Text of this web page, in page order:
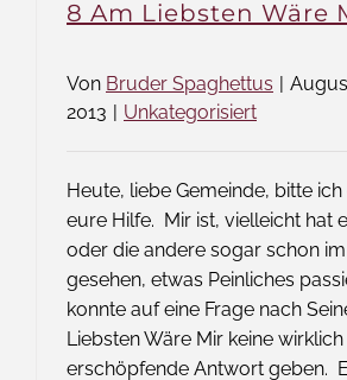
8 Am Liebsten Wäre
Von Bruder Spaghettus |
2013 | Unkategorisiert
Heute, liebe Gemeinde, bitte
eure Hilfe. Mir ist, vielleicht hat
oder die andere sogar schon
gesehen, etwas Peinliches
konnte auf eine Frage nach
Liebsten Wäre Mir keine wirklich
erschöpfende Antwort geben.